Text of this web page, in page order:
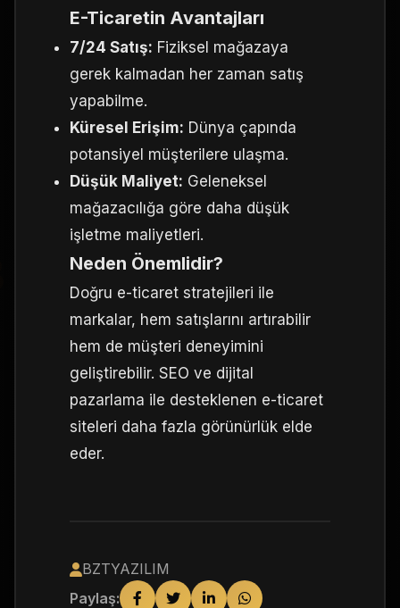
E-Ticaretin Avantajları
7/24 Satış: Fiziksel mağazaya
gerek kalmadan her zaman satış
yapabilme.
Küresel Erişim: Dünya çapında
potansiyel müşterilere ulaşma.
Düşük Maliyet: Geleneksel
mağazacılığa göre daha düşük
işletme maliyetleri.
Neden Önemlidir?
Doğru e-ticaret stratejileri ile
markalar, hem satışlarını artırabilir
hem de müşteri deneyimini
geliştirebilir. SEO ve dijital
pazarlama ile desteklenen e-ticaret
siteleri daha fazla görünürlük elde
eder.
BZTYAZILIM
Paylaş: